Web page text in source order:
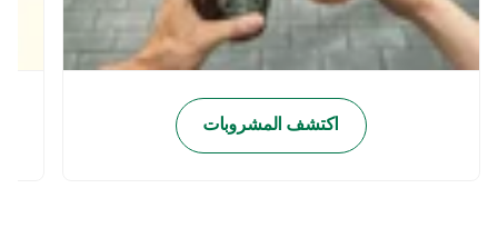
اكتشف المشروبات